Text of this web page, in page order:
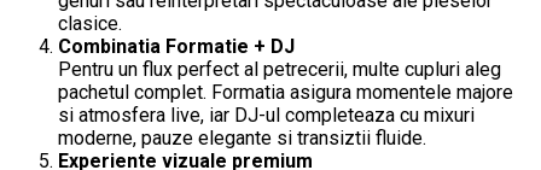
clasice.
Combinatia Formatie + DJ
Pentru un flux perfect al petrecerii, multe cupluri aleg
pachetul complet. Formatia asigura momentele majore
si atmosfera live, iar DJ-ul completeaza cu mixuri
moderne, pauze elegante si transiztii fluide.
Experiente vizuale premium